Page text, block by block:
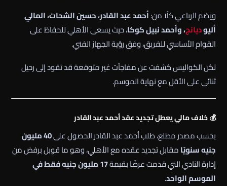
ويضم الرباعي كلًا من:أحمد عبد القادر، حسين الشحات، المالي
أليوديانج، وأحمد نبيل كوكا، حيث يسعى الأهلي للحفاظ على
القوام الأساسي للفريق، وفق رؤية الجهاز الفني.
لكن الكواليس كشفت عن مفاجآت غير متوقعة قد تقود إلى رحيل
ثنائي على الأقل مع نهاية الموسم.
💰 خلاف مالي يعطل تجديد عقد أحمد عبد القادر
بحسب مصدر مطلع، طلب أحمد عبد القادر الحصول على
40 مليون
جنيه سنويًامقابل تجديد عقده مع الأهلي، وهو ما قوبل برفض من
إدارة النادي التي قدمت عرضًا بقيمة
17 مليون جنيه فقط في
الموسم الواحد.